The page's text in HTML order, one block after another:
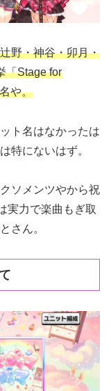
野・神谷・卯月・
「Stage for
や。
ト名はなかったは
特にないはず。
ソメンツやから祝
実力で楽曲もぎ取
さん。